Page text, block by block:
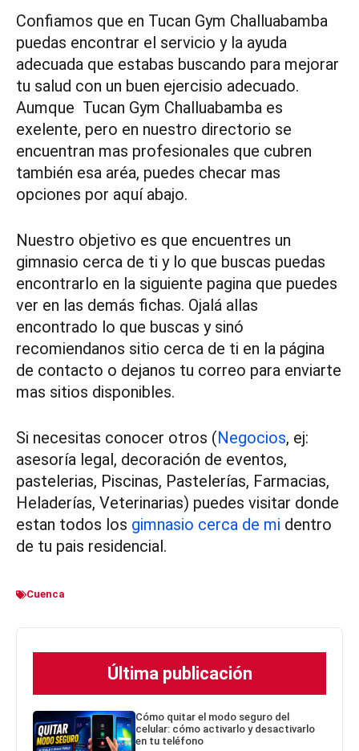
Confiamos que en Tucan Gym Challuabamba
puedas encontrar el servicio y la ayuda
adecuada que estabas buscando para mejorar
tu salud con un buen ejercisio adecuado.
Aumque Tucan Gym Challuabamba es
exelente, pero en nuestro directorio se
encuentran mas profesionales que cubren
también esa aréa, puedes checar mas
opciones por aquí abajo.
Nuestro objetivo es que encuentres un
gimnasio cerca de ti y lo que buscas puedas
encontrarlo en la siguiente pagina que puedes
ver en las demás fichas. Ojalá allas
encontrado lo que buscas y sinó
recomiendanos sitio cerca de ti en la página
de contacto o dejanos tu correo para enviarte
mas sitios disponibles.
Si necesitas conocer otros (Negocios, ej:
asesoría legal, decoración de eventos,
pastelerias, Piscinas, Pastelerías, Farmacias,
Heladerías, Veterinarias) puedes visitar donde
estan todos los gimnasio cerca de mi dentro
de tu pais residencial.
Cuenca
Última publicación
Cómo quitar el modo seguro del
celular: cómo activarlo y desactivarlo
en tu teléfono